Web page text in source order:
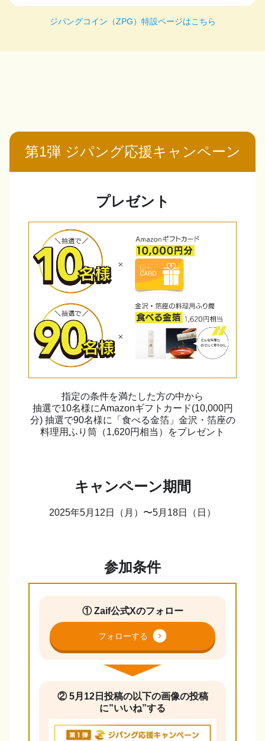
ジパングコイン（ZPG）特設ページはこちら
第1弾 ジパング応援キャンペーン
プレゼント
指定の条件を満たした方の中から
抽選で10名様にAmazonギフトカード(10,000円
分)抽選で90名様に「食べる金箔」金沢・箔座の
料理用ふり筒（1,620円相当）をプレゼント
キャンペーン期間
2025年5月12日（月）〜5月18日（日）
参加条件
① Zaif公式Xのフォロー
フォローする
② 5月12日投稿の以下の画像の投稿
に”いいね”する